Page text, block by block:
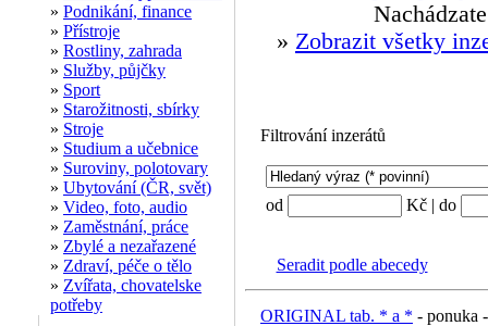
» Podnikání, finance
» Přístroje
» Rostliny, zahrada
» Služby, půjčky
» Sport
» Starožitnosti, sbírky
» Stroje
» Studium a učebnice
» Suroviny, polotovary
» Ubytování (ČR, svět)
» Video, foto, audio
» Zaměstnání, práce
» Zbylé a nezařazené
» Zdraví, péče o tělo
» Zvířata, chovatelske
potřeby
» Zobrazit všetky
Filtrování inzerátů
od Kč | do
Seradit podle abecedy
ORIGINAL tab. * a * - ponuka